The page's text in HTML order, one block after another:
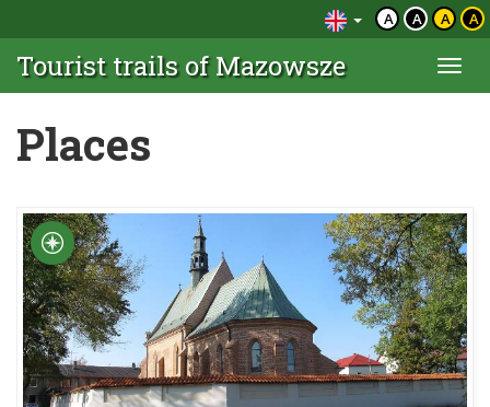
A A A A
Tourist trails of Mazowsze
Places